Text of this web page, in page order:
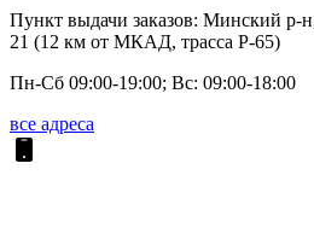
Пункт выдачи заказов: Минский р-
21 (12 км от МКАД, трасса P-65)
Пн-Сб 09:00-19:00; Вс: 09:00-18:00
все адреса